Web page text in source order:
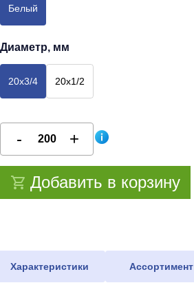
Белый
Диаметр, мм
20х3/4 20х1/2
Добавить в корзину
Характеристики Ассортимент